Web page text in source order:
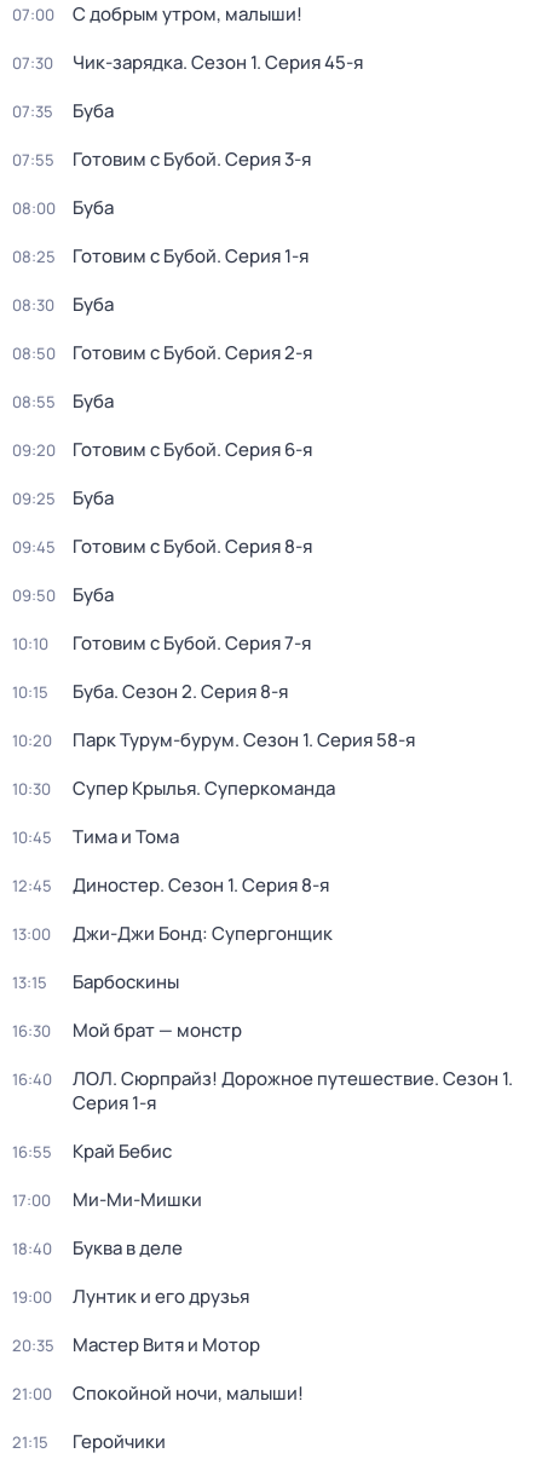
07:00 С добрым утром, малыши!
07:30 Чик-зарядка. Сезон 1. Серия 45-я
07:35 Буба
07:55 Готовим с Бубой. Серия 3-я
08:00 Буба
08:25 Готовим с Бубой. Серия 1-я
08:30 Буба
08:50 Готовим с Бубой. Серия 2-я
08:55 Буба
09:20 Готовим с Бубой. Серия 6-я
09:25 Буба
09:45 Готовим с Бубой. Серия 8-я
09:50 Буба
10:10 Готовим с Бубой. Серия 7-я
10:15 Буба. Сезон 2. Серия 8-я
10:20 Парк Турум-бурум. Сезон 1. Серия 58-я
10:30 Супер Крылья. Суперкоманда
10:45 Тима и Тома
12:45 Диностер. Сезон 1. Серия 8-я
13:00 Джи-Джи Бонд: Супергонщик
13:15 Барбоскины
16:30 Мой брат — монстр
16:40 ЛОЛ. Сюрпрайз! Дорожное путешествие. Сезон 1.
Серия 1-я
16:55 Край Бебис
17:00 Ми-Ми-Мишки
18:40 Буква в деле
19:00 Лунтик и его друзья
20:35 Мастер Витя и Мотор
21:00 Спокойной ночи, малыши!
21:15 Геройчики